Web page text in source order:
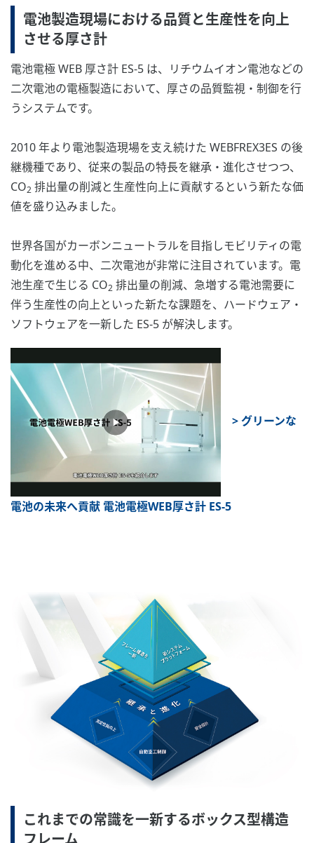
電池製造現場における品質と生産性を向上
させる厚さ計
電池電極 WEB 厚さ計 ES-5 は、リチウムイオン電池などの
二次電池の電極製造において、厚さの品質監視・制御を行
うシステムです。
2010 年より電池製造現場を支え続けた WEBFREX3ES の後
継機種であり、従来の製品の特長を継承・進化させつつ、
CO2 排出量の削減と生産性向上に貢献するという新たな価
値を盛り込みました。
世界各国がカーボンニュートラルを目指しモビリティの電
動化を進める中、二次電池が非常に注目されています。電
池生産で生じる CO2 排出量の削減、急増する電池需要に
伴う生産性の向上といった新たな課題を、ハードウェア・
ソフトウェアを一新した ES-5 が解決します。
> グリーンな
電池の未来へ貢献 電池電極WEB厚さ計 ES-5
これまでの常識を一新するボックス型構造